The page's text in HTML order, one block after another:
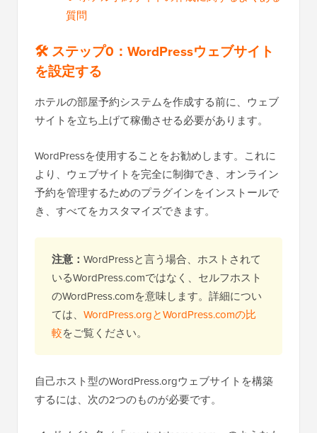
質問
🛠️ ステップ0：WordPressウェブサイト
を設定する
ホテルの部屋予約システムを作成する前に、ウェブ
サイトを立ち上げて稼働させる必要があります。
WordPressを使用することをお勧めします。これに
より、ウェブサイトを完全に制御でき、オンライン
予約を管理するためのプラグインをインストールで
き、すべてをカスタマイズできます。
注意： WordPressと言う場合、ホストされて
いるWordPress.comではなく、セルフホスト
のWordPress.comを意味します。詳細につい
ては、 WordPress.orgとWordPress.comの比
較をご覧ください。
自己ホスト型のWordPress.orgウェブサイトを構築
するには、次の2つのものが必要です。